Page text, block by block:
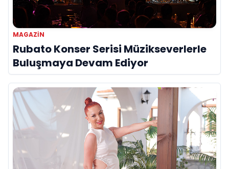
MAGAZIN
Rubato Konser Serisi Müzikseverlerle
Buluşmaya Devam Ediyor